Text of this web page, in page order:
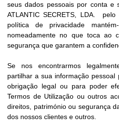
seus dados pessoais por conta e
ATLANTIC SECRETS, LDA.
política de privacidade
nomeadamente no que toca ao
segurança que garantem a
Se nos encontrarmos
partilhar a sua informação
obrigação legal ou para poder
Termos de Utilização ou outros
direitos, património ou segurança
dos nossos clientes e outros.